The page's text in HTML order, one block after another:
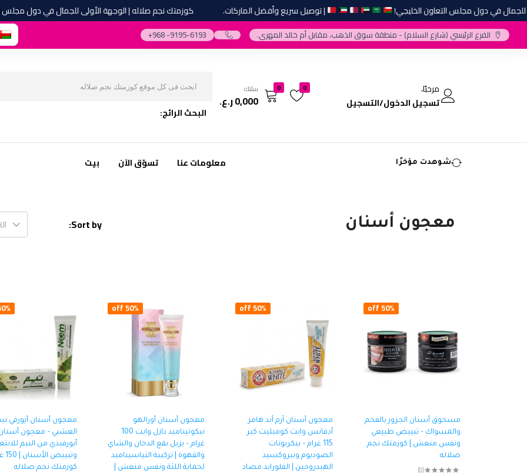
في دول مجلس التعاون الخليجي! | توصيل سريع وأفضل الماركات. كوزمتك نجم صلاله | الوجهة الأولى للجمال في دول مجلس
الفرع الرئيسي (شارع السلام) - منطقة سوق الذهب، مقابل أم خالد المهري. ‎+968 -9195-6193‎
البحث الرائج:
مرحبًا،
تسجيل الدخول/التسجيل
0
0 سلتك
0,000ر.ع.
بيت تسوّق الآن معلومات عنا شوهدت مؤخرًا
معجون أسنان Sort by:
50% off
مسحوق أسنان الجزور بالفحم
والمسواك – تبييض طبيعي
ونفس منعش | كوزمتك نجم
صلاله
(0)
50% off
معجون أسنان آرم آند هامر
أدفانس وايت كومبليت كير
115 غرام – بيكربونات
الصوديوم وبيروكسيد
الهيدروجين | الفلورايد مضاد
50% off
معجون أسنان أورالهو
نيكوتيناميد دازل وايت 100
غرام – يزيل بقع الدخان والشاي
والقهوة | تركيبة النياسيناميد
لحماية اللثة ونفس منعش |
off
معجون أسنان أيورفي
العشبي – معجون
أيورفيدي من النيم
كوزمتك نجم صلاله